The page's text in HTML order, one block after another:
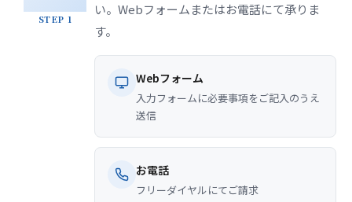
STEP 1
い。Webフォームまたはお電話にて承りま
す。
Webフォーム
入力フォームに必要事項をご記入のうえ
送信
お電話
フリーダイヤルにてご請求